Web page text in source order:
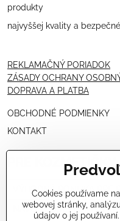
produkty
najvyššej kvality a
REKLAMAČNÝ PORIADOK
ZÁSADY OCHRANY
DOPRAVA A PLATBA
OBCHODNÉ PODMIENKY
KONTAKT
PRE KOZMETIČKY
VÝHODNÁ PONUKA PRE
NÁVODY OŠETRENÍ -
Cookies používame
webovej stránky,
údajov o jej